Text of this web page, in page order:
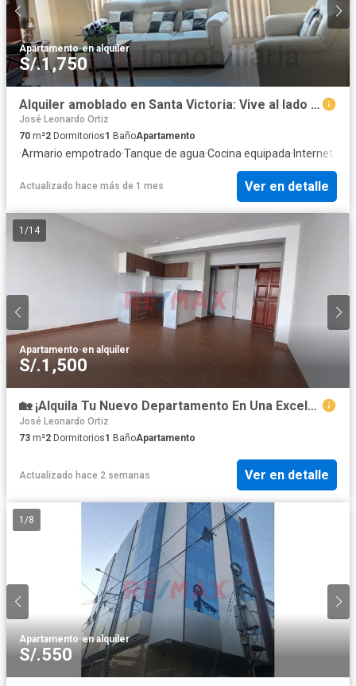
Apartamento·en alquiler
S/.1,750
Alquiler amoblado en Santa Victoria: Vive al lado de Las Musas con todo incluido
José Leonardo Ortiz
70 m²2 Dormitorios1 BañoApartamento
·Armario empotrado·Tanque de agua·Cocina equipada· Internet
Actualizado hace más de 1 mes Ver en detalle
1 /14
Apartamento·en alquiler
S/.1,500
🏡 ¡Alquila Tu Nuevo Departamento En Una Excelente Ubicación Comercial!
José Leonardo Ortiz
73 m²2 Dormitorios1 BañoApartamento
Actualizado hace 2 semanas Ver en detalle
1 /8
Apartamento·en alquiler
S/.550